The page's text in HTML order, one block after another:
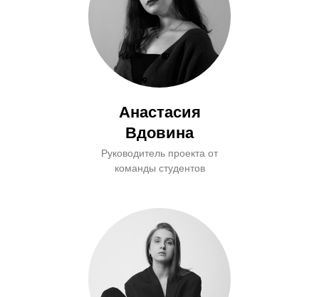
Анастасия
Вдовина
Руководитель проекта от
команды студентов